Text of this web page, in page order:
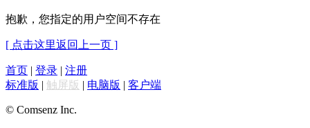
抱歉，您指定的用户空间不存在
[ 点击这里返回上一页 ]
首页 | 登录 | 注册
标准版 | 触屏版 | 电脑版 | 客户端
© Comsenz Inc.